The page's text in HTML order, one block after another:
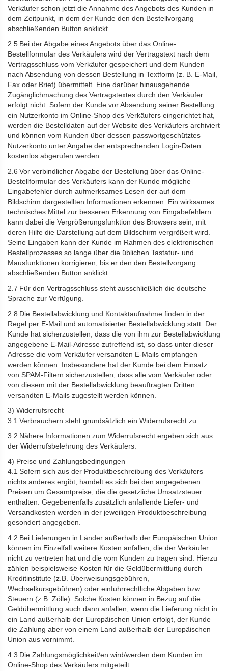
Verkäufer schon jetzt die Annahme des Angebots des Kunden in
dem Zeitpunkt, in dem der Kunde den den Bestellvorgang
abschließenden Button anklickt.
2.5 Bei der Abgabe eines Angebots über das Online-
Bestellformular des Verkäufers wird der Vertragstext nach dem
Vertragsschluss vom Verkäufer gespeichert und dem Kunden
nach Absendung von dessen Bestellung in Textform (z. B. E-Mail,
Fax oder Brief) übermittelt. Eine darüber hinausgehende
Zugänglichmachung des Vertragstextes durch den Verkäufer
erfolgt nicht. Sofern der Kunde vor Absendung seiner Bestellung
ein Nutzerkonto im Online-Shop des Verkäufers eingerichtet hat,
werden die Bestelldaten auf der Website des Verkäufers archiviert
und können vom Kunden über dessen passwortgeschütztes
Nutzerkonto unter Angabe der entsprechenden Login-Daten
kostenlos abgerufen werden.
2.6 Vor verbindlicher Abgabe der Bestellung über das Online-
Bestellformular des Verkäufers kann der Kunde mögliche
Eingabefehler durch aufmerksames Lesen der auf dem
Bildschirm dargestellten Informationen erkennen. Ein wirksames
technisches Mittel zur besseren Erkennung von Eingabefehlern
kann dabei die Vergrößerungsfunktion des Browsers sein, mit
deren Hilfe die Darstellung auf dem Bildschirm vergrößert wird.
Seine Eingaben kann der Kunde im Rahmen des elektronischen
Bestellprozesses so lange über die üblichen Tastatur- und
Mausfunktionen korrigieren, bis er den den Bestellvorgang
abschließenden Button anklickt.
2.7 Für den Vertragsschluss steht ausschließlich die deutsche
Sprache zur Verfügung.
2.8 Die Bestellabwicklung und Kontaktaufnahme finden in der
Regel per E-Mail und automatisierter Bestellabwicklung statt. Der
Kunde hat sicherzustellen, dass die von ihm zur Bestellabwicklung
angegebene E-Mail-Adresse zutreffend ist, so dass unter dieser
Adresse die vom Verkäufer versandten E-Mails empfangen
werden können. Insbesondere hat der Kunde bei dem Einsatz
von SPAM-Filtern sicherzustellen, dass alle vom Verkäufer oder
von diesem mit der Bestellabwicklung beauftragten Dritten
versandten E-Mails zugestellt werden können.
3) Widerrufsrecht
3.1 Verbrauchern steht grundsätzlich ein Widerrufsrecht zu.
3.2 Nähere Informationen zum Widerrufsrecht ergeben sich aus
der Widerrufsbelehrung des Verkäufers.
4) Preise und Zahlungsbedingungen
4.1 Sofern sich aus der Produktbeschreibung des Verkäufers
nichts anderes ergibt, handelt es sich bei den angegebenen
Preisen um Gesamtpreise, die die gesetzliche Umsatzsteuer
enthalten. Gegebenenfalls zusätzlich anfallende Liefer- und
Versandkosten werden in der jeweiligen Produktbeschreibung
gesondert angegeben.
4.2 Bei Lieferungen in Länder außerhalb der Europäischen Union
können im Einzelfall weitere Kosten anfallen, die der Verkäufer
nicht zu vertreten hat und die vom Kunden zu tragen sind. Hierzu
zählen beispielsweise Kosten für die Geldübermittlung durch
Kreditinstitute (z.B. Überweisungsgebühren,
Wechselkursgebühren) oder einfuhrrechtliche Abgaben bzw.
Steuern (z.B. Zölle). Solche Kosten können in Bezug auf die
Geldübermittlung auch dann anfallen, wenn die Lieferung nicht in
ein Land außerhalb der Europäischen Union erfolgt, der Kunde
die Zahlung aber von einem Land außerhalb der Europäischen
Union aus vornimmt.
4.3 Die Zahlungsmöglichkeit/en wird/werden dem Kunden im
Online-Shop des Verkäufers mitgeteilt.